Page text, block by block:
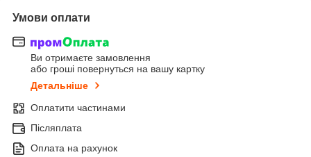
Умови оплати
Ви отримаєте замовлення
або гроші повернуться на вашу картку
Детальніше
Оплатити частинами
Післяплата
Оплата на рахунок